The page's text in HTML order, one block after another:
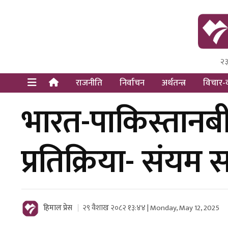
Himal
Dot
राजनीति निर्वाचन अर्थतन्त्र विचार-
भारत-
प्रतिक्रिया- संयम
हिमाल प्रेस २९ वैशाख २०८२ १३:४४ | Monday, May 12, 2025